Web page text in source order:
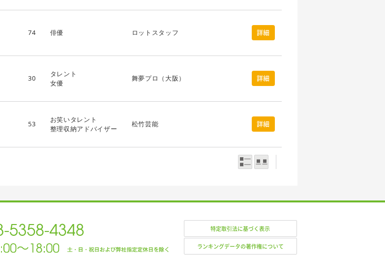
74 俳優 ロットスタッフ 詳細
30
タレント
女優
舞夢プロ（大阪） 詳細
53
お笑いタレント
整理収納アドバイザー
松竹芸能 詳細
一覧表示写真表示
特定取引法に基づく表示
ランキングデータの著作権について